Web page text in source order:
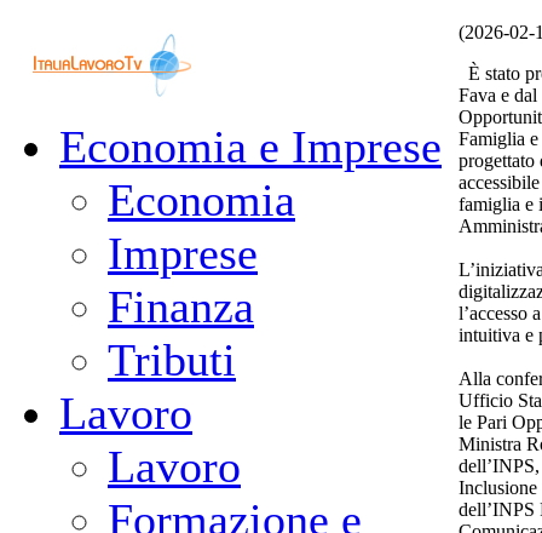
Economia e Imprese
Economia
Imprese
Finanza
Tributi
Lavoro
Lavoro
Formazione e
(2026-02-
È stato
Fava e
Famiglia
progettato
famiglia e
l’accesso
intuitiva e
Alla
Ufficio
le Pari
Ministra
Inclusione
dell’INPS